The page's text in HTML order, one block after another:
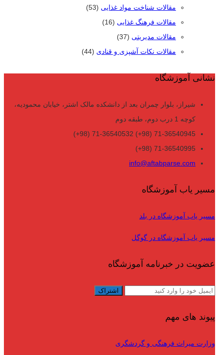
مقالات شناخت مواد غذایی (53)
مقالات فرهنگ غذایی (16)
مقالات مدیریتی (37)
مقالات نکات آشپزی و قنادی (44)
نشانی آموزشگاه
شیراز، بلوار چمران بعد از دانشکده مالک اشتر، خیابان محمودیه،
کوچه 1 درب دوم، طبقه دوم
71-36540945 (98+) 71-36540532 (98+)
71-36540995 (98+)
info@aftabparse.com
مسیر یاب آموزشگاه
مسیر یاب آموزشگاه در بلد
مسیر یاب آموزشگاه در گوگل
عضویت در خبرنامه آموزشگاه
پیوند های مهم
وزارت میراث فرهنگی و گردشگری